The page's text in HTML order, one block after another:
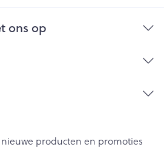
ons op
producten en promoties